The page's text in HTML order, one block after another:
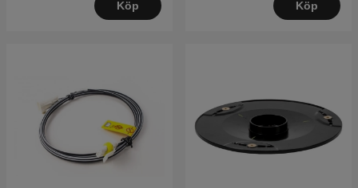
Köp Köp